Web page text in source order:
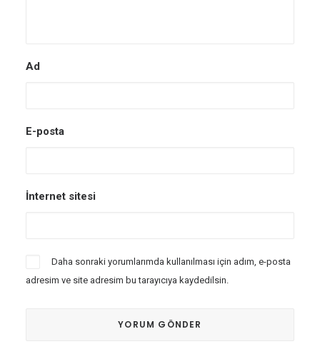
Ad
E-posta
İnternet sitesi
Daha sonraki yorumlarımda kullanılması için adım, e-posta
adresim ve site adresim bu tarayıcıya kaydedilsin.